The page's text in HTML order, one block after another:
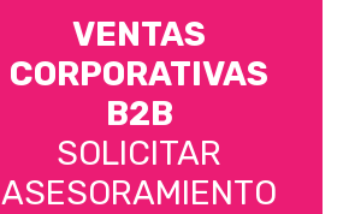
VENTAS
CORPORATIVAS
B2B
SOLICITAR
ASESORAMIENTO